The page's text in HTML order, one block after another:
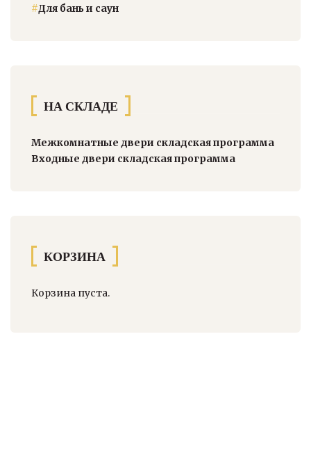
#Для бань и саун
НА СКЛАДЕ
Межкомнатные двери складская программа
Входные двери складская программа
КОРЗИНА
Корзина пуста.